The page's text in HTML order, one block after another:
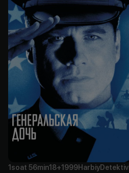
1soat 56min18+1999HarbiyDetektiv